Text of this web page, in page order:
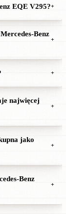
EQE V295?+
Benz
+
+
najwięcej
+
jako
+
Benz
+